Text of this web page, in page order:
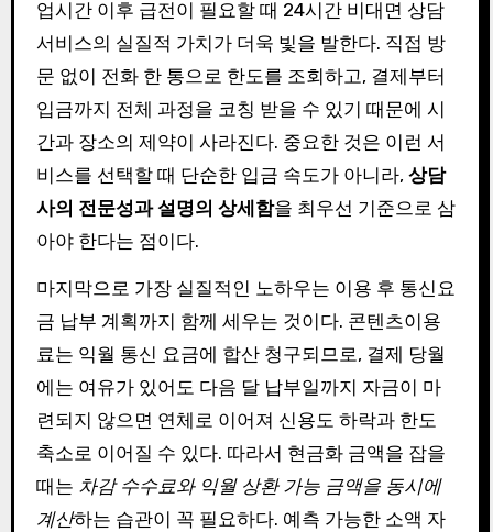
업시간 이후 급전이 필요할 때 24시간 비대면 상담
서비스의 실질적 가치가 더욱 빛을 발한다. 직접 방
문 없이 전화 한 통으로 한도를 조회하고, 결제부터
입금까지 전체 과정을 코칭 받을 수 있기 때문에 시
간과 장소의 제약이 사라진다. 중요한 것은 이런 서
비스를 선택할 때 단순한 입금 속도가 아니라, 상담
사의 전문성과 설명의 상세함을 최우선 기준으로 삼
아야 한다는 점이다.
마지막으로 가장 실질적인 노하우는 이용 후 통신요
금 납부 계획까지 함께 세우는 것이다. 콘텐츠이용
료는 익월 통신 요금에 합산 청구되므로, 결제 당월
에는 여유가 있어도 다음 달 납부일까지 자금이 마
련되지 않으면 연체로 이어져 신용도 하락과 한도
축소로 이어질 수 있다. 따라서 현금화 금액을 잡을
때는 차감 수수료와 익월 상환 가능 금액을 동시에
계산하는 습관이 꼭 필요하다. 예측 가능한 소액 자